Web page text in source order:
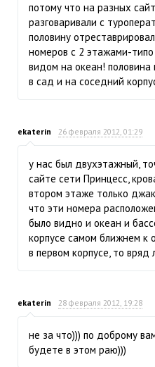
потому что на разных
разговаривали с
половину
номеров с 2 этажами-
видом на океан! половина
в сад и на соседний
ekaterin 26 февраля 2012, 01:29
у нас был двухэтажный,
сайте сети Принцесс,
втором этаже только
что эти номера
было видно и океан и
корпусе самом ближнем к
в первом корпусе, то
ekaterin 28 февраля 2012, 19:28
не за что))) по доброму
будете в этом раю)))